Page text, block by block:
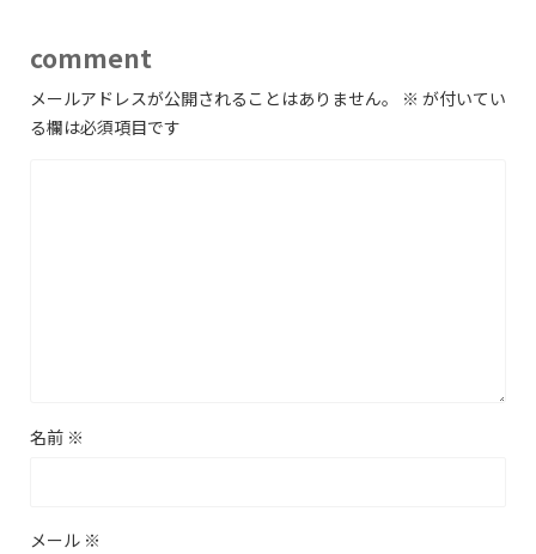
comment
メールアドレスが公開されることはありません。 ※ が付いてい
る欄は必須項目です
名前 ※
メール ※